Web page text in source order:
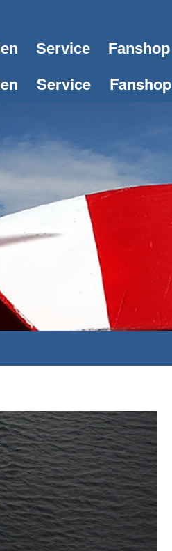
Service Fanshop
Service Fanshop